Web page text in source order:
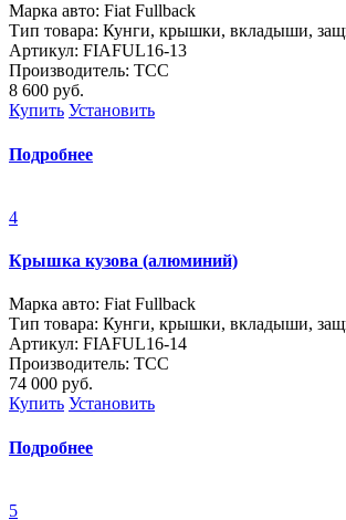
Марка авто: Fiat Fullback
Тип товара: Кунги, крышки, вкладыши,
Артикул: FIAFUL16-13
Производитель: ТСС
8 600 руб.
Купить Установить
Подробнее
4
Крышка кузова (алюминий)
Марка авто: Fiat Fullback
Тип товара: Кунги, крышки, вкладыши,
Артикул: FIAFUL16-14
Производитель: ТСС
74 000 руб.
Купить Установить
Подробнее
5